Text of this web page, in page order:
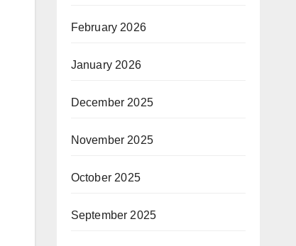
February 2026
January 2026
December 2025
November 2025
October 2025
September 2025